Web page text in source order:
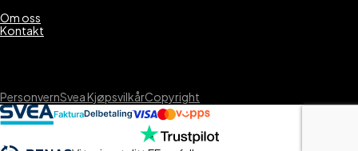
Om oss
Kontakt
PersonvernSvea KjøpsvilkårCopyright